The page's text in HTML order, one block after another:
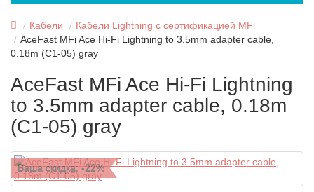
Кабели
Кабели Lightning с сертификацией MFi
AceFast MFi Ace Hi-Fi Lightning to 3.5mm adapter cable,
0.18m (C1-05) gray
AceFast MFi Ace Hi-Fi Lightning
to 3.5mm adapter cable, 0.18m
(C1-05) gray
Ваша скидка: -22%